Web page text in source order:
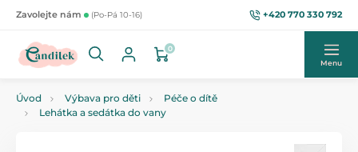
Zavolejte nám (Po-Pá 10-16) +420 770 330 792
0
Menu
Úvod Výbava pro děti
Péče o dítě
Lehátka a sedátka do vany